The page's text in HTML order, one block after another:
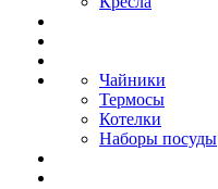
Чайники
Термосы
Котелки
Наборы посуды